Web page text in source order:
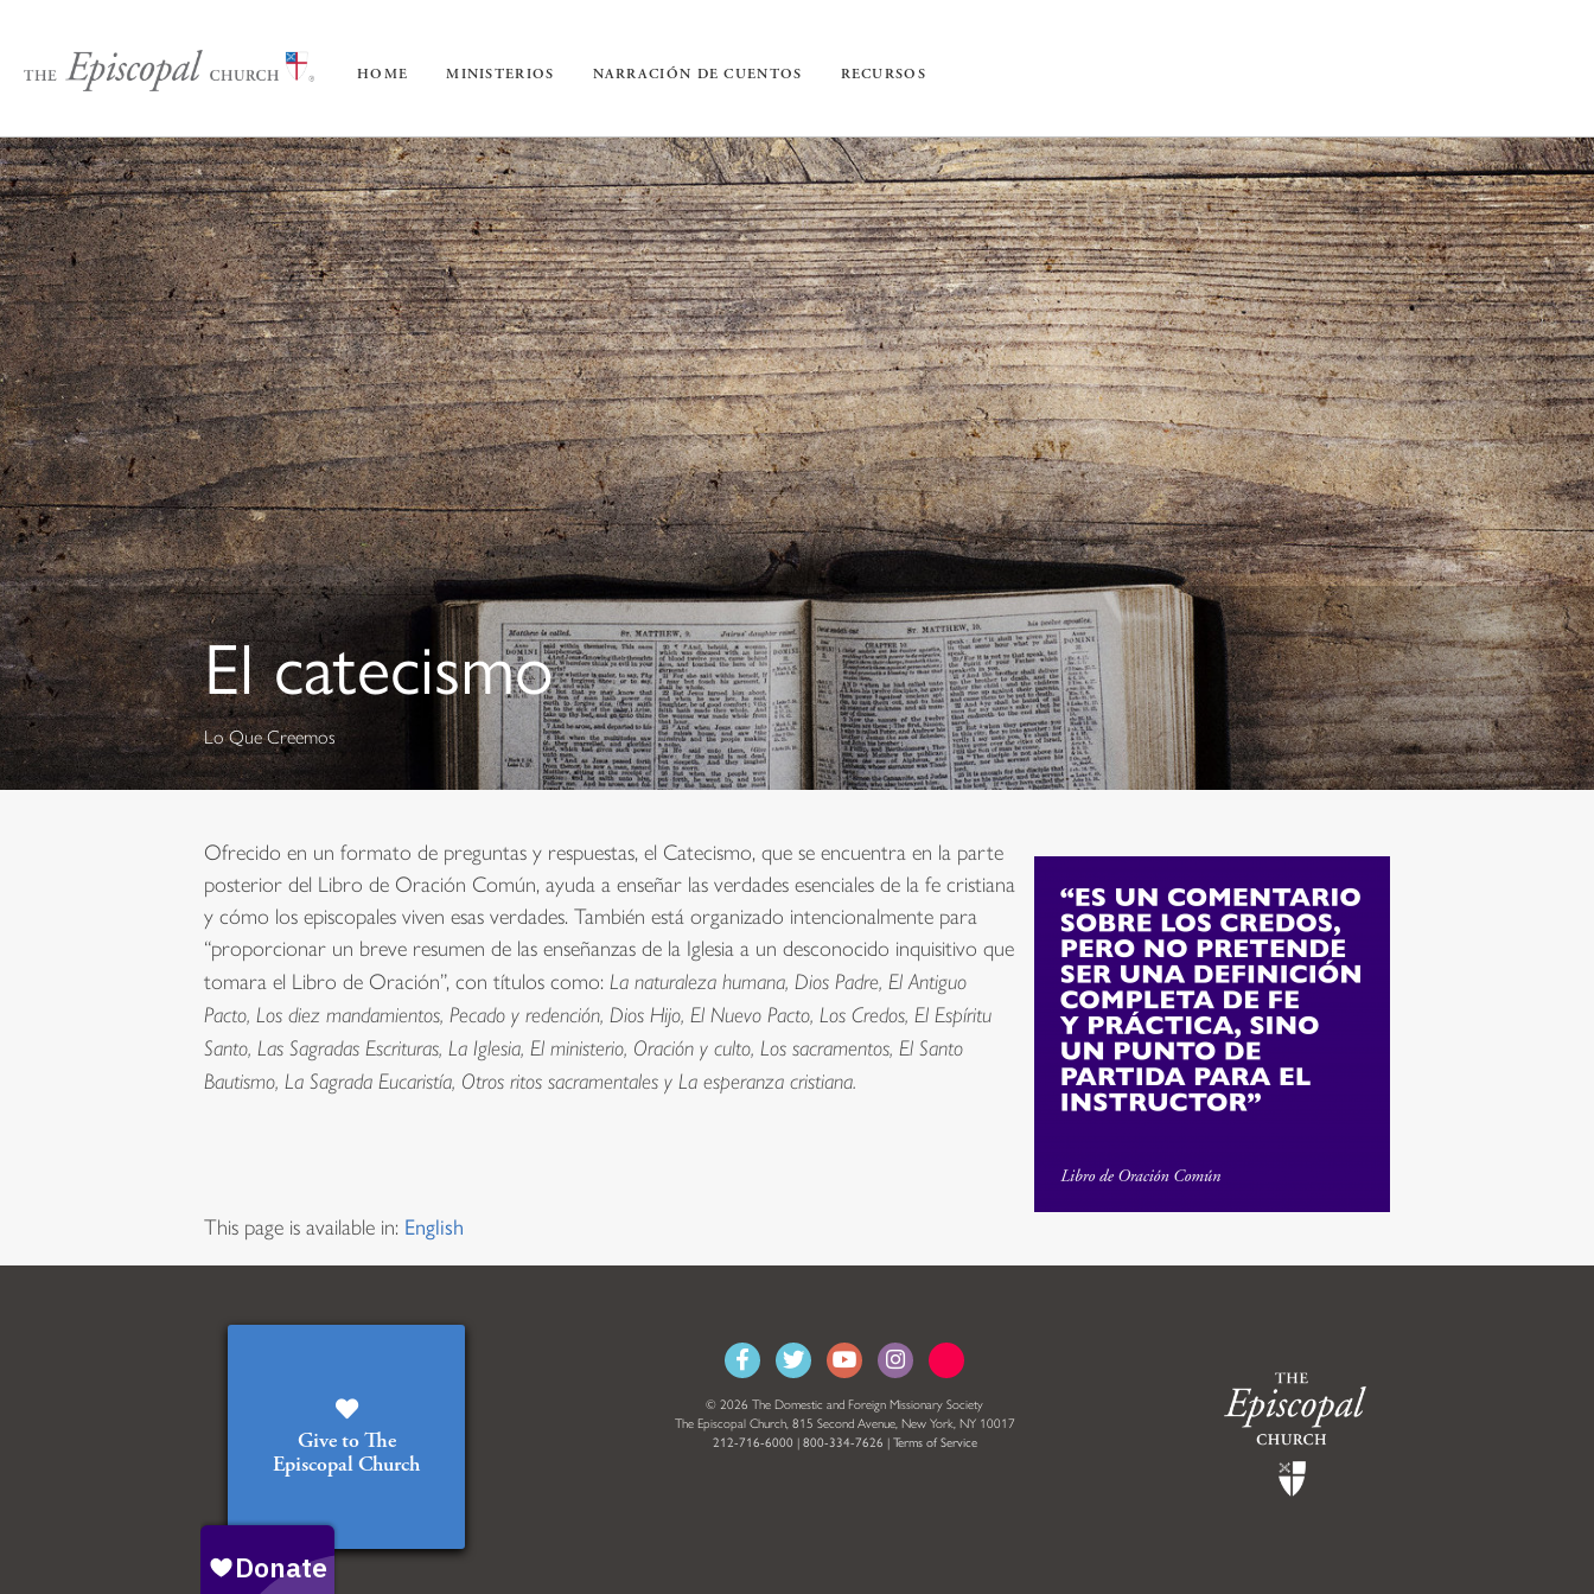
HOME MINISTERIOS NARRACIÓN DE CUENTOS RECURSOS
El catecismo
Lo Que Creemos
Ofrecido en un formato de preguntas y respuestas, el Catecismo, que se encuentra en la parte
posterior del Libro de Oración Común, ayuda a enseñar las verdades esenciales de la fe cristiana
y cómo los episcopales viven esas verdades. También está organizado intencionalmente para
“proporcionar un breve resumen de las enseñanzas de la Iglesia a un desconocido inquisitivo que
tomara el Libro de Oración”, con títulos como: La naturaleza humana, Dios Padre, El Antiguo
Pacto, Los diez mandamientos, Pecado y redención, Dios Hijo, El Nuevo Pacto, Los Credos, El Espíritu
Santo, Las Sagradas Escrituras, La Iglesia, El ministerio, Oración y culto, Los sacramentos, El Santo
Bautismo, La Sagrada Eucaristía, Otros ritos sacramentales y La esperanza cristiana.
This page is available in: English
Give to The
Episcopal Church
© 2026 The Domestic and Foreign Missionary Society
The Episcopal Church, 815 Second Avenue, New York, NY 10017
212-716-6000 | 800-334-7626 | Terms of Service